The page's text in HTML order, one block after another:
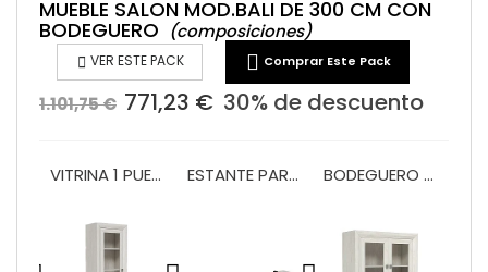
MUEBLE SALON MOD.BALI DE 300 CM CON
BODEGUERO (composiciones)
 VER ESTE PACK  Comprar Este Pack
1.101,75 € 771,23 € 30% de descuento
VITRINA 1 PUERTA Y 2 PUERTAS 60 CM MOD. BALI ESTANTE PARED 140 PRAGA/BALI BODEGUERO 100 CM MOD.BALI